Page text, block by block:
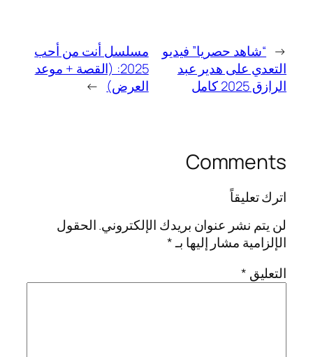
← “شاهد حصريا” فيديو
التعدي على هدير عبد
الرازق 2025 كامل
مسلسل أنت من أحب
2025: (القصة + موعد
العرض) →
Comments
اترك تعليقاً
لن يتم نشر عنوان بريدك الإلكتروني.الحقول
الإلزامية مشار إليها بـ*
التعليق *